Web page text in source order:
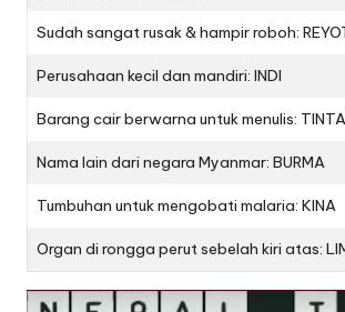
Sudah sangat rusak & hampir roboh:
Perusahaan kecil dan mandiri: INDI
Barang cair berwarna untuk menulis: TINTA
Nama lain dari negara Myanmar: BURMA
Tumbuhan untuk mengobati malaria: KINA
Organ di rongga perut sebelah kiri atas: